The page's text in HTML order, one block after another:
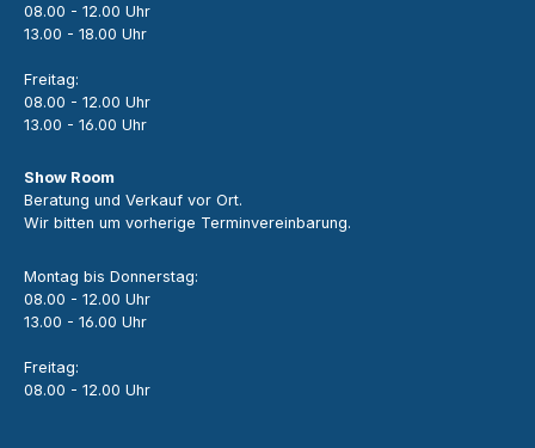
08.00 - 12.00 Uhr
13.00 - 18.00 Uhr
Freitag:
08.00 - 12.00 Uhr
13.00 - 16.00 Uhr
Show Room
Beratung und Verkauf vor Ort.
Wir bitten um vorherige Terminvereinbarung.
Montag bis Donnerstag:
08.00 - 12.00 Uhr
13.00 - 16.00 Uhr
Freitag:
08.00 - 12.00 Uhr